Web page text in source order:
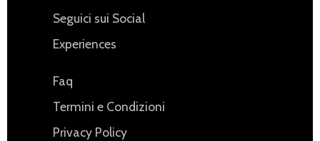
Seguici sui Social
Experiences
Faq
Termini e Condizioni
Privacy Policy